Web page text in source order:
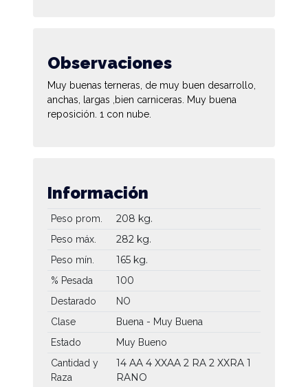
Observaciones
Muy buenas terneras, de muy buen desarrollo,
anchas, largas ,bien carniceras. Muy buena
reposición. 1 con nube.
Información
Peso prom. 208 kg.
Peso máx. 282 kg.
Peso mín. 165 kg.
% Pesada 100
Destarado
NO
Clase
Buena - Muy Buena
Estado
Muy Bueno
Cantidad y
Raza
14 AA 4 XXAA 2 RA 2 XXRA 1
RANO